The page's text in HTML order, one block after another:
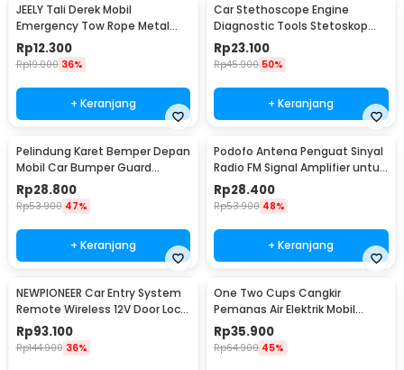
JEELY Tali Derek Mobil
Emergency Tow Rope Metal
Buckle U-Type 2.7M - JL30
Rp12.300
Rp19.000 36%
+ Keranjang
Car Stethoscope Engine
Diagnostic Tools Stetoskop
Mesin Mobil - W80582
Rp23.100
Rp45.900 50%
+ Keranjang
Pelindung Karet Bemper Depan
Mobil Car Bumper Guard
57mm 2.5M
Rp28.800
Rp53.900 47%
+ Keranjang
Podofo Antena Penguat Sinyal
Radio FM Signal Amplifier untuk
Mobil - ANT-208
Rp28.400
Rp53.900 48%
+ Keranjang
NEWPIONEER Car Entry System
Remote Wireless 12V Door Lock
Mobil - CK18
Rp93.100
Rp144.900 36%
One Two Cups Cangkir
Pemanas Air Elektrik Mobil
Travel Mug 450ml - NJ88
Rp35.900
Rp64.900 45%